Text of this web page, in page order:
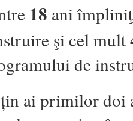
18 ani
şi cel mult
de
ai primilor doi